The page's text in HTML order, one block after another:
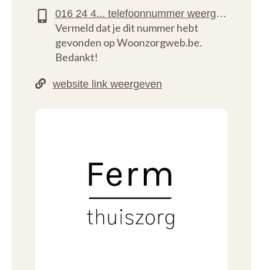
Vermeld dat je dit nummer hebt
gevonden op Woonzorgweb.be.
Bedankt!